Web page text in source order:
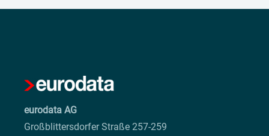
eurodata AG
Großblittersdorfer Straße 257-259